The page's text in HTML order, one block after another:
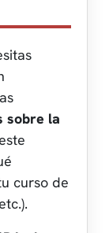
sobre la
curso de